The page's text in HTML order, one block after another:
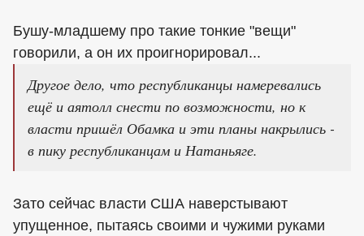
Бушу-младшему про такие тонкие "вещи"
говорили, а он их проигнорировал...
Другое дело, что республиканцы намеревались
ещё и аятолл снести по возможности, но к
власти пришёл Обамка и эти планы накрылись -
в пику республиканцам и Натаньяге.
Зато сейчас власти США наверстывают
упущенное, пытаясь своими и чужими руками